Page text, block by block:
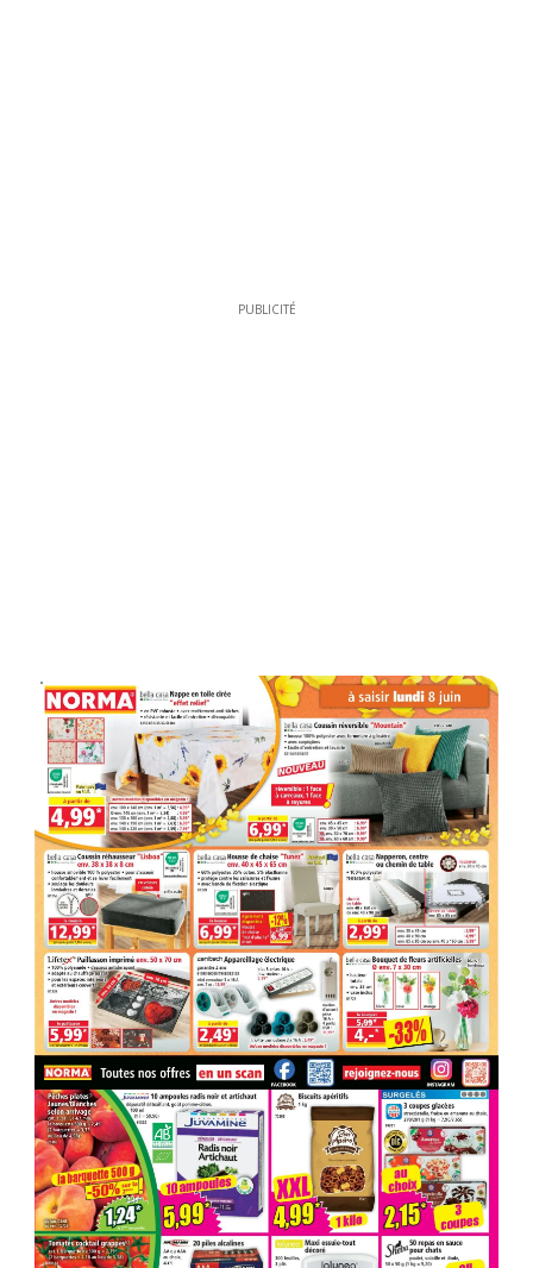
PUBLICITÉ